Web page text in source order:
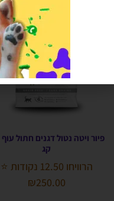
קג
הרוויחו 12.50 נקודות ⭐
₪250.00